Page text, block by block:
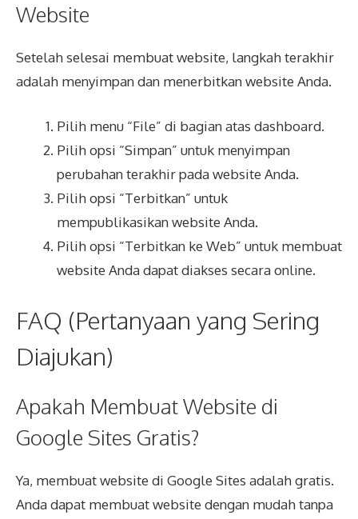
Website
Setelah selesai membuat website, langkah terakhir
adalah menyimpan dan menerbitkan website Anda.
Pilih menu “File” di bagian atas dashboard.
Pilih opsi “Simpan” untuk menyimpan
perubahan terakhir pada website Anda.
Pilih opsi “Terbitkan” untuk
mempublikasikan website Anda.
Pilih opsi “Terbitkan ke Web” untuk membuat
website Anda dapat diakses secara online.
FAQ (Pertanyaan yang Sering
Diajukan)
Apakah Membuat Website di
Google Sites Gratis?
Ya, membuat website di Google Sites adalah gratis.
Anda dapat membuat website dengan mudah tanpa